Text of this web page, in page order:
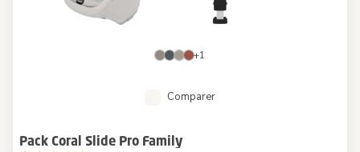
+1
Comparer
Pack Coral Slide Pro Family